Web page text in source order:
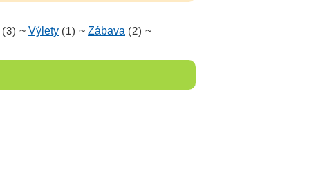
(3) ~ Výlety (1) ~ Zábava (2) ~